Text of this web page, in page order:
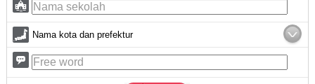
Nama kota dan prefektur